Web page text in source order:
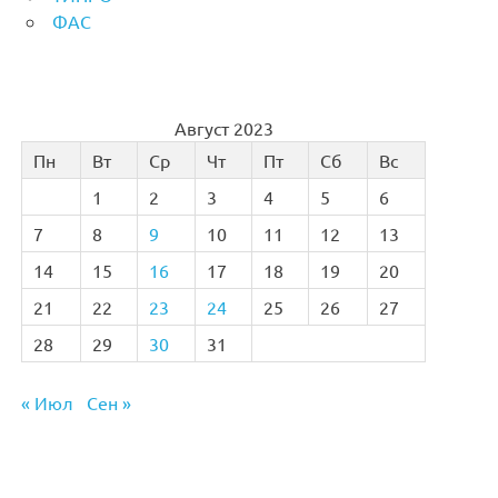
ФАС
Август 2023
Пн
Вт Ср Чт Пт Сб
Вс
1
2 3 4 5
6
7
8 9 10 11 12
13
14
15 16 17 18 19
20
21
22 23 24 25 26
27
28
29 30 31
« Июл Сен »